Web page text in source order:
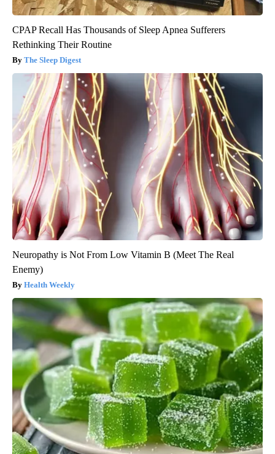
CPAP Recall Has Thousands of Sleep Apnea Sufferers
Rethinking Their Routine
The Sleep Digest
Neuropathy is Not From Low Vitamin B (Meet The Real
Enemy)
Health Weekly